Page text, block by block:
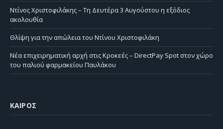
Ντίνος Χριστοφιλάκης – Τη Δευτέρα 3 Αυγούστου η εξόδιος
ακολουθία
Θλίψη για την απώλεια του Ντίνου Χριστοφιλάκη
Νέα επιχειρηματική αρχή στις Κροκεές – DirectPay Spot στον χώρο
του παλιού φαρμακείου Παυλάκου
ΚΑΙΡΌΣ